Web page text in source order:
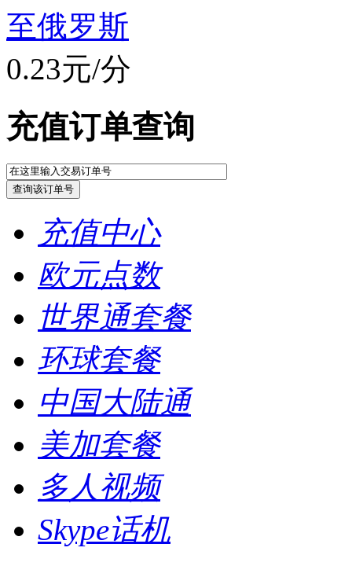
至俄罗斯
0.23元/分
充值订单查询
充值中心
欧元点数
世界通套餐
环球套餐
中国大陆通
美加套餐
多人视频
Skype话机